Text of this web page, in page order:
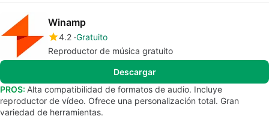
Winamp
4.2 Gratuito
Reproductor de música gratuito
Descargar
PROS: Alta compatibilidad de formatos de audio. Incluye
reproductor de vídeo. Ofrece una personalización total. Gran
variedad de herramientas.